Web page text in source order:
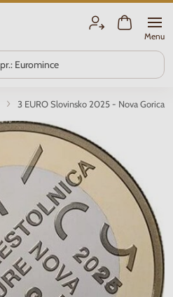
Menu
3 EURO Slovinsko 2025 - Nova Gorica